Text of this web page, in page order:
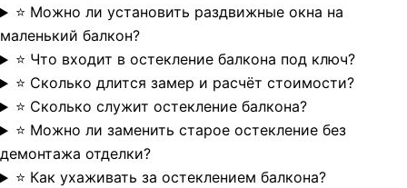
⭐ Можно ли установить раздвижные окна на
маленький балкон?
⭐ Что входит в остекление балкона под ключ?
⭐ Сколько длится замер и расчёт стоимости?
⭐ Сколько служит остекление балкона?
⭐ Можно ли заменить старое остекление без
демонтажа отделки?
⭐ Как ухаживать за остеклением балкона?